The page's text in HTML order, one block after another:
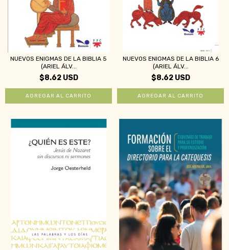
NUEVOS ENIGMAS DE LA BIBLIA 5
(ARIEL ÁLV...
$8.62 USD
NUEVOS ENIGMAS DE LA BIBLIA 6
(ARIEL ÁLV...
$8.62 USD